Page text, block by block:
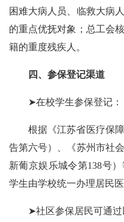
困难大病人员、临救大病
的重点优抚对象；总工会
籍的重度残疾人。
四、参保登记渠道
➤在校学生参保登记：
根据《江苏省医疗保
告第六号）、《苏州市社
新葡京娱乐城令第138号
学生由学校统一办理居民
➤社区参保居民可通过